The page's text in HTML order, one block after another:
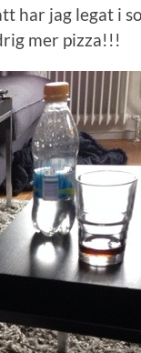
har jag legat i
mer pizza!!!